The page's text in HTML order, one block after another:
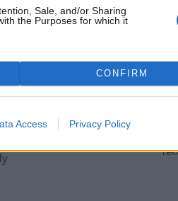
Sale, and/or Sharing
the Purposes for which it
CONFIRM
Access Privacy Policy